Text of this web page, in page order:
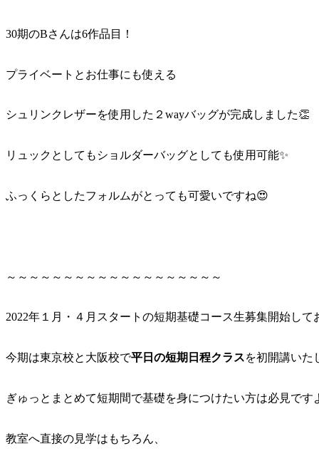
30期のBさんは6作品目！
プライベートとお仕事にも使える
シュリンクレザーを使用した２wayバッグが完成しました👏
リュックとしてもショルダーバッグとしても使用可能✨
ふっくらとしたフォルムがとっても可愛いですね😍
～～～～～～～～～～～～～～～～～～～
2022年１月・４月スタートの短期基礎コース生募集開始して
今期は東京校と大阪校で平日の短期日程クラスを初開講いた
ぎゅっとまとめて短期間で基礎を身につけたい方は必見です
教室へ直接の見学はもちろん、